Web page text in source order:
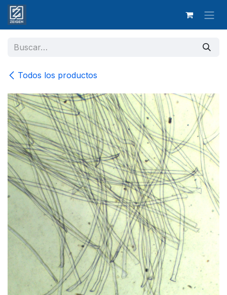
Ir al contenido
Todos los productos